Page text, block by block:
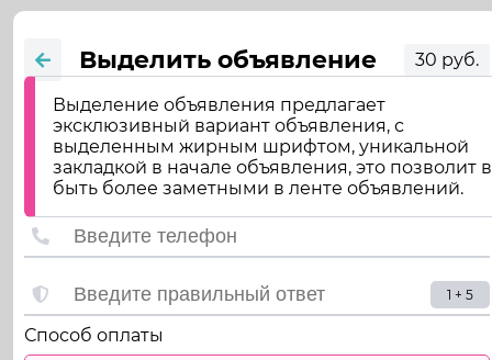
Выделить объявление 30 руб.
Выделение объявления предлагает
эксклюзивный вариант объявления, с
выделенным жирным шрифтом, уникальной
закладкой в начале объявления, это позволит
быть более заметными в ленте объявлений.
1 + 5
Способ оплаты